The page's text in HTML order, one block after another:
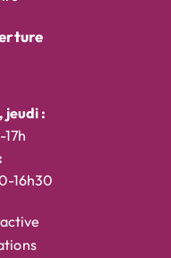
jeudi :
17h
16h30